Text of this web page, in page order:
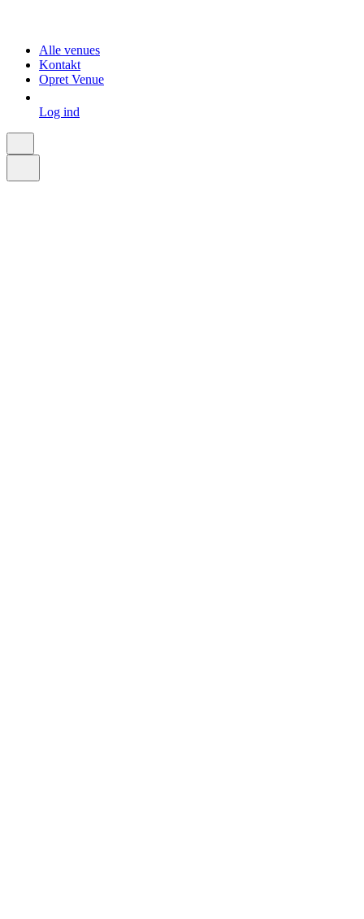
Alle venues
Kontakt
Opret Venue
Log ind